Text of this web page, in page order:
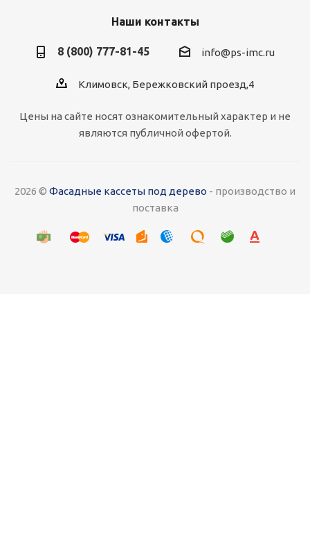
/шт
Наши контакты
8 (800) 777-81-45 info@ps-imc.ru
Климовск, Бережковский проезд,4
Цены на сайте носят ознакомительный характер и не
являются публичной офертой.
2026 © Фасадные кассеты под дерево - производство и
поставка